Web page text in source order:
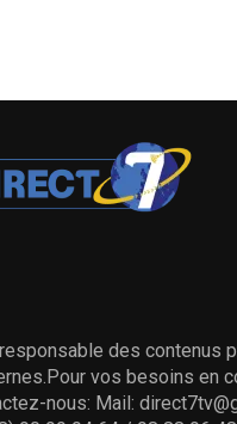
des contenus
vos besoins en
nous: Mail: